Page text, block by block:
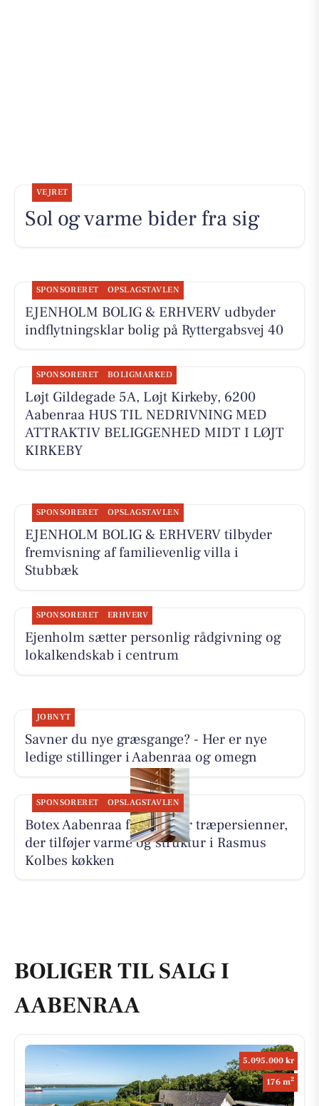
VEJRET
Sol og varme bider fra sig
SPONSORERET OPSLAGSTAVLEN
EJENHOLM BOLIG & ERHVERV udbyder
indflytningsklar bolig på Ryttergabsvej 40
SPONSORERET BOLIGMARKED
Løjt Gildegade 5A, Løjt Kirkeby, 6200
Aabenraa HUS TIL NEDRIVNING MED
ATTRAKTIV BELIGGENHED MIDT I LØJT
KIRKEBY
SPONSORERET OPSLAGSTAVLEN
EJENHOLM BOLIG & ERHVERV tilbyder
fremvisning af familievenlig villa i
Stubbæk
SPONSORERET ERHVERV
Ejenholm sætter personlig rådgivning og
lokalkendskab i centrum
JOBNYT
Savner du nye græsgange? - Her er nye
ledige stillinger i Aabenraa og omegn
SPONSORERET OPSLAGSTAVLEN
Botex Aabenraa fremhæver træpersienner,
der tilføjer varme og struktur i Rasmus
Kolbes køkken
BOLIGER TIL SALG I
AABENRAA
5.095.000 kr
176 m2